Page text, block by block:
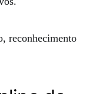
reconhecimento